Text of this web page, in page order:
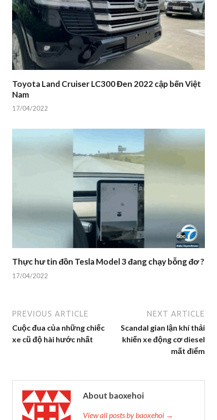
Toyota Land Cruiser LC300 Đen 2022 cập bến Việt
Nam
17/04/2022
Thực hư tin đồn Tesla Model 3 đang chạy bỗng đơ ?
17/04/2022
PREVIOUS ARTICLE
Cuộc đua của những chiếc
xe cũ độ hài hước nhất
NEXT ARTICLE
Scandal gian lận khí thải
khiến xe động cơ diesel
mất điểm
About baoxehoi
View all posts by baoxehoi →